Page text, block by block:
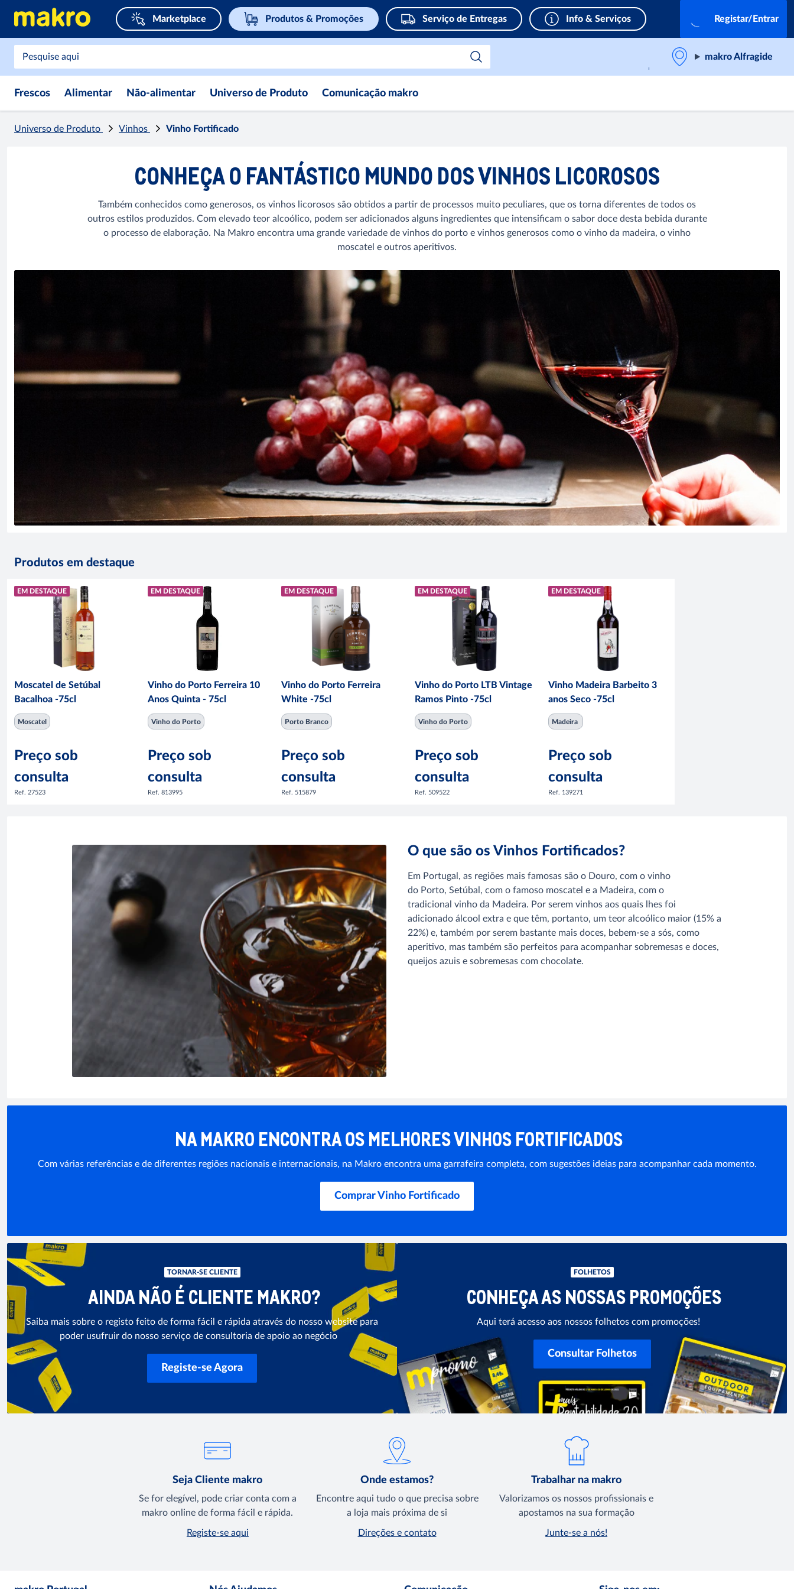
Marketplace Produtos & Promoções Serviço de Entregas Info & Serviços Registar/Entrar
makro Alfragide
Frescos Alimentar Não-alimentar Universo de Produto Comunicação makro
Universo de Produto Vinhos Vinho Fortificado
CONHEÇA O FANTÁSTICO MUNDO DOS VINHOS LICOROSOS
Também conhecidos como generosos, os vinhos licorosos são obtidos a partir de processos muito peculiares, que os torna diferentes de todos os
outros estilos produzidos. Com elevado teor alcoólico, podem ser adicionados alguns ingredientes que intensificam o sabor doce desta bebida durante
o processo de elaboração. Na Makro encontra uma grande variedade de vinhos do porto e vinhos generosos como o vinho da madeira, o vinho
moscatel e outros aperitivos.
Produtos em destaque
EM DESTAQUE
Moscatel de Setúbal
Bacalhoa -75cl
Moscatel
Preço sob
consulta
Ref. 27523
EM DESTAQUE
Vinho do Porto Ferreira 10
Anos Quinta - 75cl
Vinho do Porto
Preço sob
consulta
Ref. 813995
EM DESTAQUE
Vinho do Porto Ferreira
White -75cl
Porto Branco
Preço sob
consulta
Ref. 515879
EM DESTAQUE
Vinho do Porto LTB Vintage
Ramos Pinto -75cl
Vinho do Porto
Preço sob
consulta
Ref. 509522
EM DESTAQUE
Vinho Madeira Barbeito 3
anos Seco -75cl
Madeira
Preço sob
consulta
Ref. 139271
O que são os Vinhos Fortificados?
Em Portugal, as regiões mais famosas são o Douro, com o vinho
do Porto, Setúbal, com o famoso moscatel e a Madeira, com o
tradicional vinho da Madeira. Por serem vinhos aos quais lhes foi
adicionado álcool extra e que têm, portanto, um teor alcoólico maior (15% a
22%) e, também por serem bastante mais doces, bebem-se a sós, como
aperitivo, mas também são perfeitos para acompanhar sobremesas e doces,
queijos azuis e sobremesas com chocolate.
NA MAKRO ENCONTRA OS MELHORES VINHOS FORTIFICADOS
Com várias referências e de diferentes regiões nacionais e internacionais, na Makro encontra uma garrafeira completa, com sugestões ideias para acompanhar cada momento.
Comprar Vinho Fortificado
TORNAR-SE CLIENTE
AINDA NÃO É CLIENTE MAKRO?
Saiba mais sobre o registo feito de forma fácil e rápida através do nosso website para
poder usufruir do nosso serviço de consultoria de apoio ao negócio
Registe-se Agora
FOLHETOS
CONHEÇA AS NOSSAS PROMOÇÕES
Aqui terá acesso aos nossos folhetos com promoções!
Consultar Folhetos
Seja Cliente makro
Se for elegível, pode criar conta com a
makro online de forma fácil e rápida.
Registe-se aqui
Onde estamos?
Encontre aqui tudo o que precisa sobre
a loja mais próxima de si
Direções e contato
Trabalhar na makro
Valorizamos os nossos profissionais e
apostamos na sua formação
Junte-se a nós!